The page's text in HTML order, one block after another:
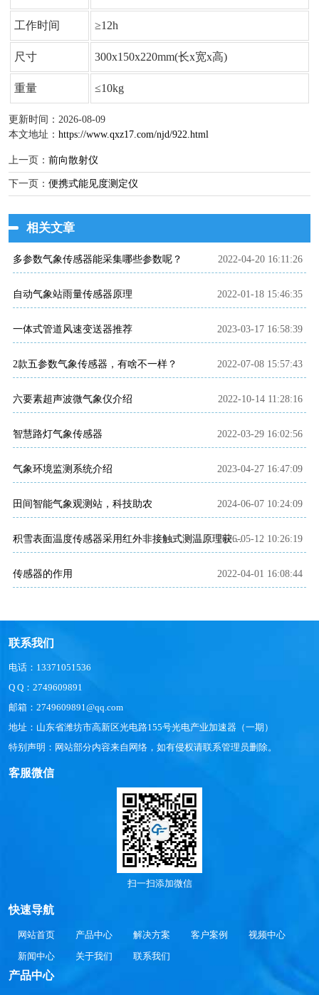
工作时间 ≥12h
尺寸 300x150x220mm(长x宽x高)
重量 ≤10kg
更新时间：2026-08-09
本文地址： https://www.qxz17.com/njd/922.html
上一页： 前向散射仪
下一页： 便携式能见度测定仪
相关文章
多参数气象传感器能采集哪些参数呢？ 2022-04-20 16:11:26
自动气象站雨量传感器原理 2022-01-18 15:46:35
一体式管道风速变送器推荐 2023-03-17 16:58:39
2款五参数气象传感器，有啥不一样？ 2022-07-08 15:57:43
六要素超声波微气象仪介绍 2022-10-14 11:28:16
智慧路灯气象传感器 2022-03-29 16:02:56
气象环境监测系统介绍 2023-04-27 16:47:09
田间智能气象观测站，科技助农 2024-06-07 10:24:09
积雪表面温度传感器采用红外非接触式测温原理获取雪面温度数据
2026-05-12 10:26:19
传感器的作用 2022-04-01 16:08:44
联系我们
电话：13371051536
Q Q：2749609891
邮箱：2749609891@qq.com
地址：山东省潍坊市高新区光电路155号光电产业加速器（一期）
特别声明：网站部分内容来自网络，如有侵权请联系管理员删除。
客服微信
扫一扫添加微信
快速导航
网站首页 产品中心 解决方案 客户案例
视频中心
新闻中心
关于我们 联系我们
产品中心